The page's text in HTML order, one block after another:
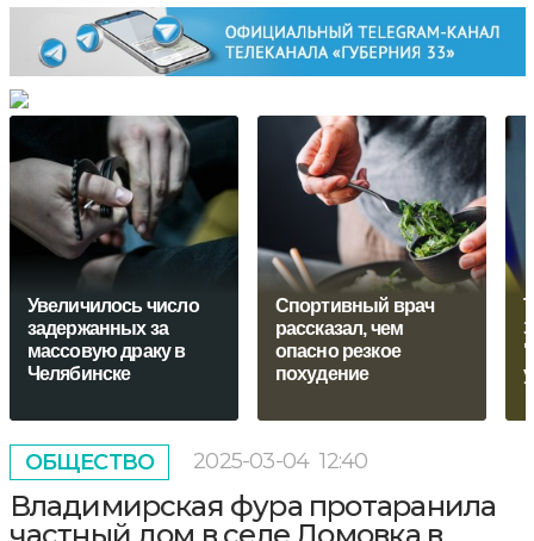
Увеличилось число
задержанных за
массовую драку в
Челябинске
Спортивный врач
рассказал, чем
опасно резкое
похудение
ОБЩЕСТВО 2025-03-04 12:40
Владимирская фура протаранила